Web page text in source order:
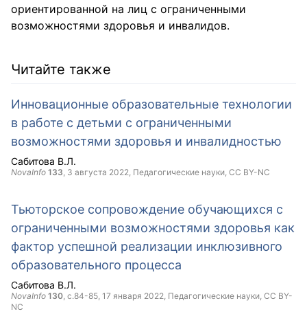
ориентированной на лиц с ограниченными
возможностями здоровья и инвалидов.
Читайте также
Инновационные образовательные технологии
в работе с детьми с ограниченными
возможностями здоровья и инвалидностью
Сабитова В.Л.
NovaInfo 133, 3 августа 2022, Педагогические науки, CC BY-NC
Тьюторское сопровождение обучающихся с
ограниченными возможностями здоровья как
фактор успешной реализации инклюзивного
образовательного процесса
Сабитова В.Л.
NovaInfo 130, с.84-85, 17 января 2022, Педагогические науки, CC BY-
NC